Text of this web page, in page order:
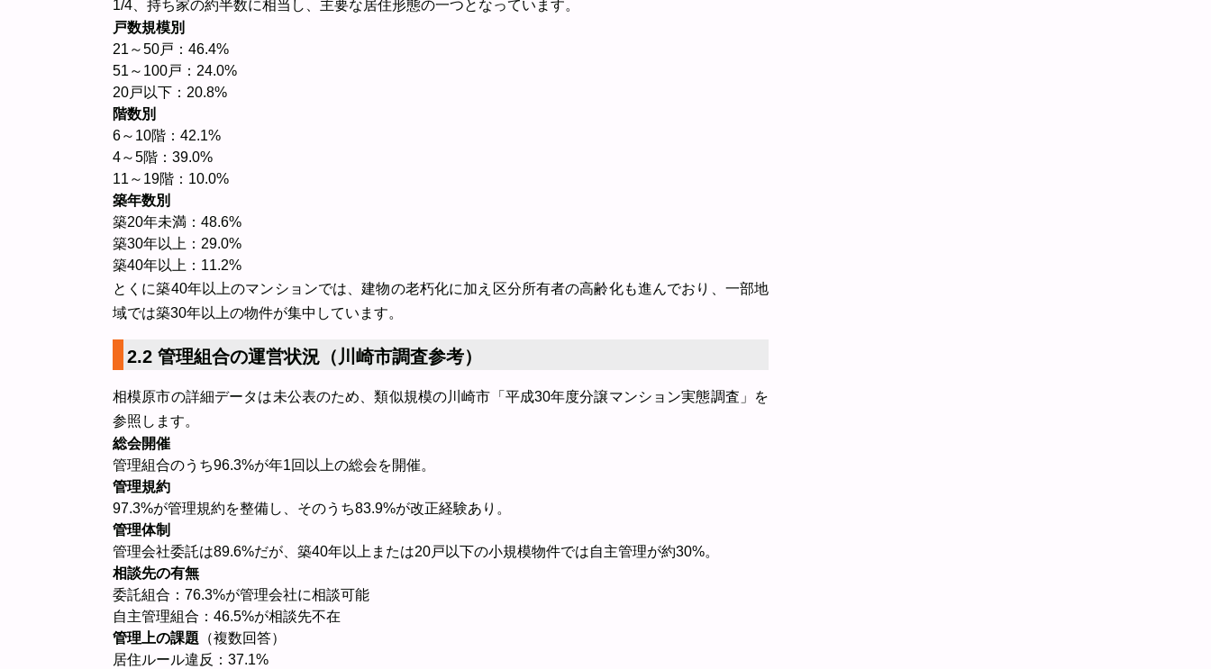
1/4、持ち家の約半数に相当し、主要な居住形態の一つとなっています。
戸数規模別
21～50戸：46.4%
51～100戸：24.0%
20戸以下：20.8%
階数別
6～10階：42.1%
4～5階：39.0%
11～19階：10.0%
築年数別
築20年未満：48.6%
築30年以上：29.0%
築40年以上：11.2%
とくに築40年以上のマンションでは、建物の老朽化に加え区分所有者の高齢化も進んでおり、一部地
域では築30年以上の物件が集中しています。
2.2 管理組合の運営状況（川崎市調査参考）
相模原市の詳細データは未公表のため、類似規模の川崎市「平成30年度分譲マンション実態調査」を
参照します。
総会開催
管理組合のうち96.3%が年1回以上の総会を開催。
管理規約
97.3%が管理規約を整備し、そのうち83.9%が改正経験あり。
管理体制
管理会社委託は89.6%だが、築40年以上または20戸以下の小規模物件では自主管理が約30%。
相談先の有無
委託組合：76.3%が管理会社に相談可能
自主管理組合：46.5%が相談先不在
管理上の課題 （複数回答）
居住ルール違反：37.1%